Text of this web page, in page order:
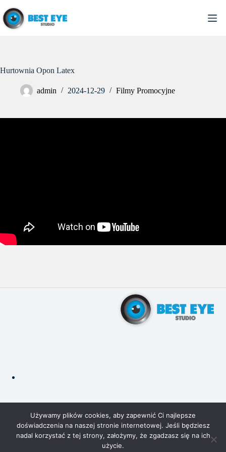
do
treści
Hurtownia Opon Latex
admin 2024-12-29 Filmy Promocyjne
Ciasteczka 🍪
Używamy plików cookies, aby zapewnić Ci najlepsze
doświadczenia na naszej stronie internetowej. Jeśli będziesz
nadal korzystać z tej strony, założymy, że zgadzasz się na ich
użycie.